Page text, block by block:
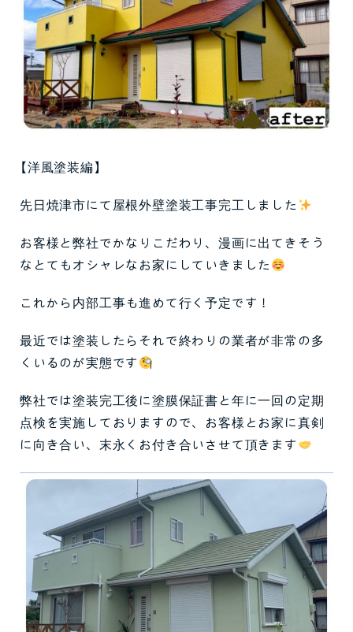
【洋風塗装編】
先日焼津市にて屋根外壁塗装工事完工しました
お客様と弊社でかなりこだわり、漫画に出てきそう
なとてもオシャレなお家にしていきました
これから内部工事も進めて行く予定です！
最近では塗装したらそれで終わりの業者が非常の多
くいるのが実態です
弊社では塗装完工後に塗膜保証書と年に一回の定期
点検を実施しておりますので、お客様とお家に真剣
に向き合い、末永くお付き合いさせて頂きます